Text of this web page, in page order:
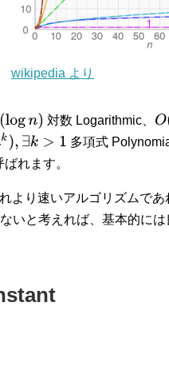
wikipedia より
logn) 対数 Logarithmic、 O(
),∃ >1 多項式
れます。
より速いアルゴリズムで
いと考えれば、基本的には